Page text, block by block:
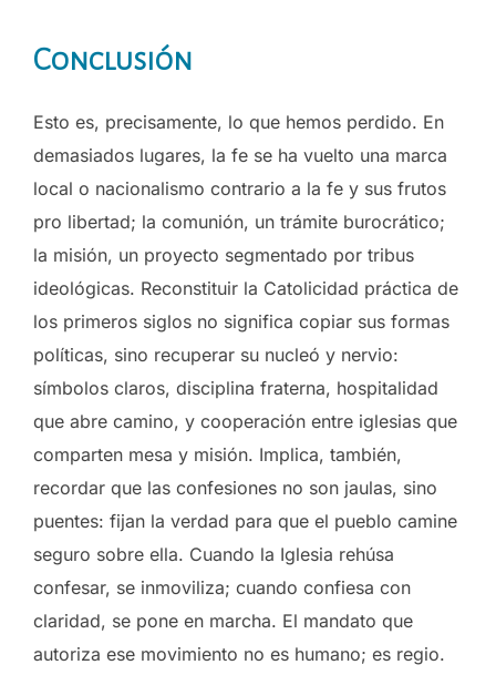
Conclusión
Esto es, precisamente, lo que hemos perdido. En
demasiados lugares, la fe se ha vuelto una marca
local o nacionalismo contrario a la fe y sus frutos
pro libertad; la comunión, un trámite burocrático;
la misión, un proyecto segmentado por tribus
ideológicas. Reconstituir la Catolicidad práctica de
los primeros siglos no significa copiar sus formas
políticas, sino recuperar su nucleó y nervio:
símbolos claros, disciplina fraterna, hospitalidad
que abre camino, y cooperación entre iglesias que
comparten mesa y misión. Implica, también,
recordar que las confesiones no son jaulas, sino
puentes: fijan la verdad para que el pueblo camine
seguro sobre ella. Cuando la Iglesia rehúsa
confesar, se inmoviliza; cuando confiesa con
claridad, se pone en marcha. El mandato que
autoriza ese movimiento no es humano; es regio.